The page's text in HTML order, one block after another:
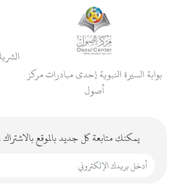
بوابة السيرة النبوية إحدى مبادرات مركز
أصول
يمكنك متابعة كل جديد بالموقع بالاشتراك